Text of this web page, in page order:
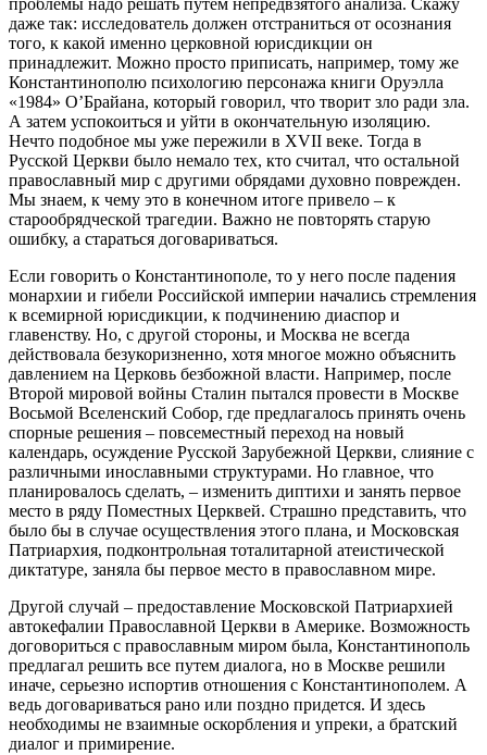
проблемы надо решать путем непредвзятого анализа. Скажу
даже так: исследователь должен отстраниться от осознания
того, к какой именно церковной юрисдикции он
принадлежит. Можно просто приписать, например, тому же
Константинополю психологию персонажа книги Оруэлла
«1984» О’Брайана, который говорил, что творит зло ради зла.
А затем успокоиться и уйти в окончательную изоляцию.
Нечто подобное мы уже пережили в XVII веке. Тогда в
Русской Церкви было немало тех, кто считал, что остальной
православный мир с другими обрядами духовно поврежден.
Мы знаем, к чему это в конечном итоге привело – к
старообрядческой трагедии. Важно не повторять старую
ошибку, а стараться договариваться.
Если говорить о Константинополе, то у него после падения
монархии и гибели Российской империи начались стремления
к всемирной юрисдикции, к подчинению диаспор и
главенству. Но, с другой стороны, и Москва не всегда
действовала безукоризненно, хотя многое можно объяснить
давлением на Церковь безбожной власти. Например, после
Второй мировой войны Сталин пытался провести в Москве
Восьмой Вселенский Собор, где предлагалось принять очень
спорные решения – повсеместный переход на новый
календарь, осуждение Русской Зарубежной Церкви, слияние с
различными инославными структурами. Но главное, что
планировалось сделать, – изменить диптихи и занять первое
место в ряду Поместных Церквей. Страшно представить, что
было бы в случае осуществления этого плана, и Московская
Патриархия, подконтрольная тоталитарной атеистической
диктатуре, заняла бы первое место в православном мире.
Другой случай – предоставление Московской Патриархией
автокефалии Православной Церкви в Америке. Возможность
договориться с православным миром была, Константинополь
предлагал решить все путем диалога, но в Москве решили
иначе, серьезно испортив отношения с Константинополем. А
ведь договариваться рано или поздно придется. И здесь
необходимы не взаимные оскорбления и упреки, а братский
диалог и примирение.